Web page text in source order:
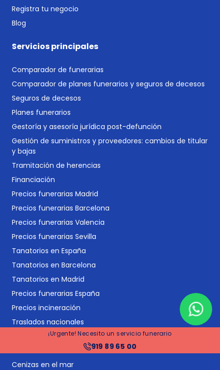
¡Urgente! Necesito un servicio funerario
919 89 65 00
Registra tu negocio
Blog
Servicios principales
Comparador de funerarias
Comparador de planes funerarios y seguros de decesos
Seguros de decesos
Planes funerarios
Gestoría y asesoría jurídica post-defunción
Gestión de suministros y proveedores: cambios de titular
y bajas
Tramitación de herencias
Financiación
Precios funerarias Madrid
Precios funerarias Barcelona
Precios funerarias Valencia
Precios funerarias Sevilla
Tanatorios en España
Tanatorios en Barcelona
Tanatorios en Madrid
Precios funerarias España
Precios incineración
Traslados nacionales
Repatriaciones internacionales
Vídeos conmemorativos
Cenizas en el mar